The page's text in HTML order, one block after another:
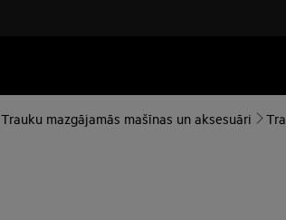
Trauku mazgājamās mašīnas un aksesuāri